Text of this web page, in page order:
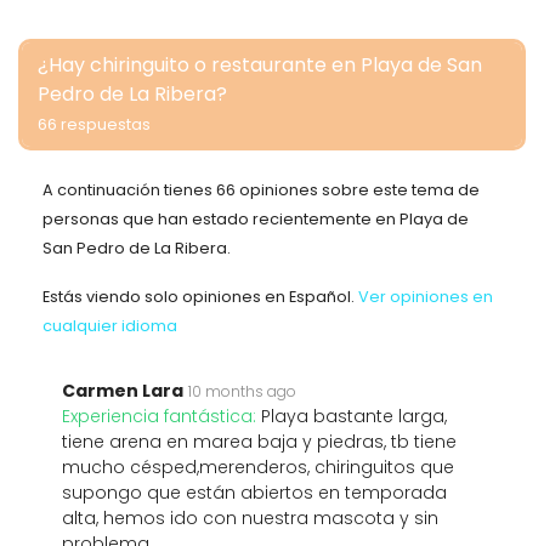
¿Hay chiringuito o restaurante en Playa de San
Pedro de La Ribera?
66 respuestas
A continuación tienes 66 opiniones sobre este tema de
personas que han estado recientemente en Playa de
San Pedro de La Ribera.
Estás viendo solo opiniones en Español. Ver opiniones en
cualquier idioma
Carmen Lara 10 months ago
Experiencia fantástica: Playa bastante larga,
tiene arena en marea baja y piedras, tb tiene
mucho césped,merenderos, chiringuitos que
supongo que están abiertos en temporada
alta, hemos ido con nuestra mascota y sin